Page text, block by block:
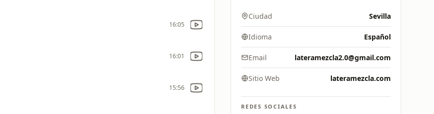
16:05
16:01
15:56
Ciudad Sevilla
Idioma Español
Email lateramezcla2.0@gmail.com
Sitio Web lateramezcla.com
REDES SOCIALES